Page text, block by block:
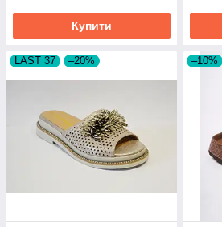
Купити
LAST 37 –20% –10%